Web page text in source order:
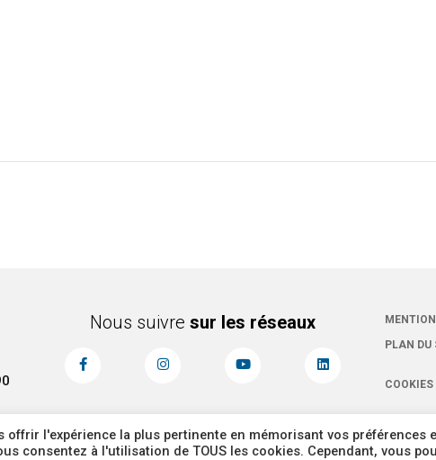
Nous suivresur les réseaux
PLAN DU
COOKIES
l'expérience la plus pertinente en mémorisant vos préférences
consentez à l'utilisation de TOUS les cookies. Cependant, vous